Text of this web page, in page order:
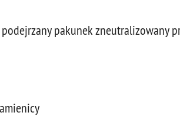
pakunek zneutralizowany